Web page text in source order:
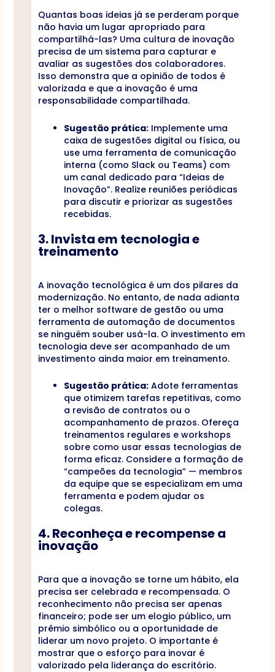
Quantas boas ideias já se perderam porque
não havia um lugar apropriado para
compartilhá-las? Uma cultura de inovação
precisa de um sistema para capturar e
avaliar as sugestões dos colaboradores.
Isso demonstra que a opinião de todos é
valorizada e que a inovação é uma
responsabilidade compartilhada.
Sugestão prática:Implemente uma
caixa de sugestões digital ou física, ou
use uma ferramenta de comunicação
interna (como Slack ou Teams) com
um canal dedicado para “Ideias de
Inovação”. Realize reuniões periódicas
para discutir e priorizar as sugestões
recebidas.
3. Invista em tecnologia e
treinamento
A inovação tecnológica é um dos pilares da
modernização. No entanto, de nada adianta
ter o melhor software de gestão ou uma
ferramenta de automação de documentos
se ninguém souber usá-la. O investimento em
tecnologia deve ser acompanhado de um
investimento ainda maior em treinamento.
Sugestão prática:Adote ferramentas
que otimizem tarefas repetitivas, como
a revisão de contratos ou o
acompanhamento de prazos. Ofereça
treinamentos regulares e workshops
sobre como usar essas tecnologias de
forma eficaz. Considere a formação de
“campeões da tecnologia” — membros
da equipe que se especializam em uma
ferramenta e podem ajudar os
colegas.
4. Reconheça e recompense a
inovação
Para que a inovação se torne um hábito, ela
precisa ser celebrada e recompensada. O
reconhecimento não precisa ser apenas
financeiro; pode ser um elogio público, um
prêmio simbólico ou a oportunidade de
liderar um novo projeto. O importante é
mostrar que o esforço para inovar é
valorizado pela liderança do escritório.